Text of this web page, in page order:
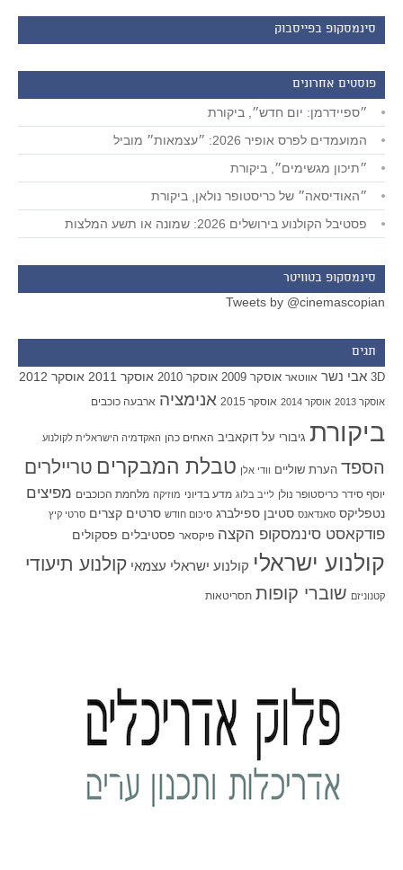
סינמסקופ בפייסבוק
פוסטים אחרונים
״ספיידרמן: יום חדש״, ביקורת
המועמדים לפרס אופיר 2026: ״עצמאות״ מוביל
״תיכון מגשימים״, ביקורת
״האודיסאה״ של כריסטופר נולאן, ביקורת
פסטיבל הקולנוע בירושלים 2026: שמונה או תשע המלצות
סינמסקופ בטוויטר
Tweets by @cinemascopian
תגים
3D אבי נשר אווטאר אוסקר 2009 אוסקר 2010 אוסקר 2011 אוסקר 2012
אוסקר 2013 אוסקר 2014 אוסקר 2015 אנימציה ארבעה כוכבים
ביקורת גיבורי על דוקאביב האחים כהן האקדמיה הישראלית לקולנוע
הספד הערת שוליים וודי אלן טבלת המבקרים טריילרים
יוסף סידר כריסטופר נולן לייב בלוג מדע בדיוני מוזיקה מלחמת הכוכבים מפיצים
נטפליקס סאנדאנס סטיבן ספילברג סיכום חודש סרטים קצרים סרטי קיץ
פודקאסט סינמסקופ הקצה פיקסאר פסטיבלים פסקולים
קולנוע ישראלי קולנוע ישראלי עצמאי קולנוע תיעודי
קטנוניזם שוברי קופות תסריטאות